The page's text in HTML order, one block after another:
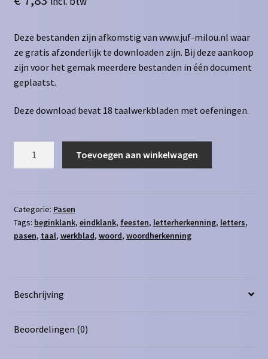
Deze bestanden zijn afkomstig van www.juf-milou.nl waar
ze gratis afzonderlijk te downloaden zijn. Bij deze aankoop
zijn voor het gemak meerdere bestanden in één document
geplaatst.
Deze download bevat 18 taalwerkbladen met oefeningen.
aantal
Toevoegen aan winkelwagen
Categorie: Pasen
Tags: beginklank, eindklank, feesten, letterherkenning, letters,
pasen, taal, werkblad, woord, woordherkenning
Beschrijving
Beoordelingen (0)